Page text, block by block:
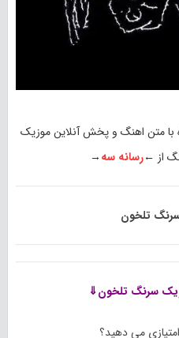
با متن اهنگ و پخش آنلاین موزیک
از ←رسانه سه→
تلخون
سرنگ تلخون⇓
می دهید؟